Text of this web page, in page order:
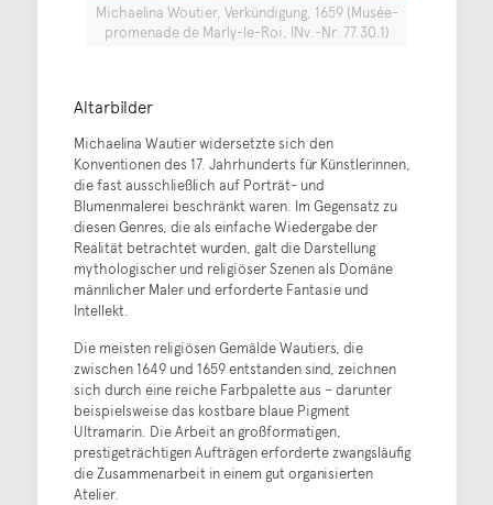
Michaelina Woutier, Verkündigung, 1659 (Musée-
promenade de Marly-le-Roi, INv.-Nr. 77.30.1)
Altarbilder
Michaelina Wautier widersetzte sich den
Konventionen des 17. Jahrhunderts für Künstlerinnen,
die fast ausschließlich auf Porträt- und
Blumenmalerei beschränkt waren. Im Gegensatz zu
diesen Genres, die als einfache Wiedergabe der
Realität betrachtet wurden, galt die Darstellung
mythologischer und religiöser Szenen als Domäne
männlicher Maler und erforderte Fantasie und
Intellekt.
Die meisten religiösen Gemälde Wautiers, die
zwischen 1649 und 1659 entstanden sind, zeichnen
sich durch eine reiche Farbpalette aus – darunter
beispielsweise das kostbare blaue Pigment
Ultramarin. Die Arbeit an großformatigen,
prestigeträchtigen Aufträgen erforderte zwangsläufig
die Zusammenarbeit in einem gut organisierten
Atelier.